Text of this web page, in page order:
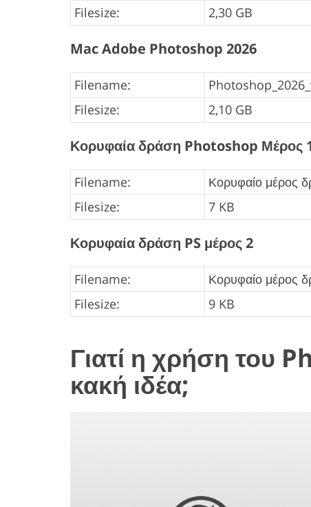
Filesize:
2,30 GB
Mac Adobe Photoshop 2026
Filename:
Filesize:
2,10 GB
Κορυφαία δράση Photoshop Μέρος
Filename: Κορυφαίο μέρος
Filesize:
7 KB
Κορυφαία δράση PS μέρος 2
Filename: Κορυφαίο μέρος
Filesize:
9 KB
Γιατί η χρήση του
κακή ιδέα;